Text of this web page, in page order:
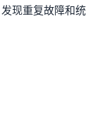
现重复故障和统